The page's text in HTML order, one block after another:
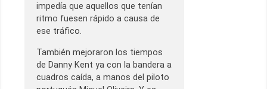
impedía que aquellos que tenían
ritmo fuesen rápido a causa de
ese tráfico.
También mejoraron los tiempos
de Danny Kent ya con la bandera a
cuadros caída, a manos del piloto